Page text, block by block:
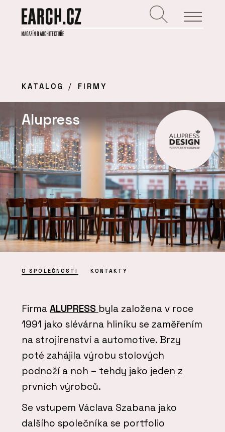
KATALOG FIRMY
Alupress
O SPOLEČNOSTI KONTAKTY
Firma ALUPRESS byla založena v roce
1991 jako slévárna hliníku se zaměřením
na strojírenství a automotive. Brzy
poté zahájila výrobu stolových
podnoží a noh – tehdy jako jeden z
prvních výrobců.
Se vstupem Václava Szabana jako
dalšího společníka se portfolio